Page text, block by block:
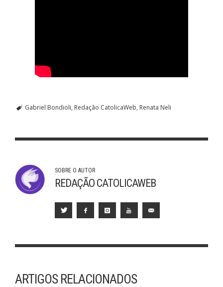
Gabriel Bondioli Redação CatolicaWeb Renata Neli
SOBRE O AUTOR
REDAÇÃO CATOLICAWEB
ARTIGOS RELACIONADOS